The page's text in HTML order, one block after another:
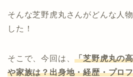
そんな芝野虎丸さんがどんな人
した！
そこで、今回は、「芝野虎丸の
や家族は？出身地・経歴・プロ